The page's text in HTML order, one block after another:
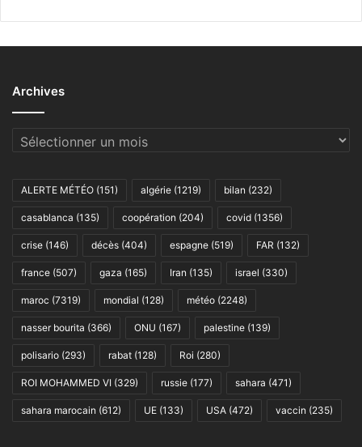
Archives
Archives
ALERTE MÉTÉO (151) algérie (1219) bilan (232)
casablanca (135) coopération (204) covid (1356)
crise (146) décès (404) espagne (519) FAR (132)
france (507) gaza (165) Iran (135) israel (330)
maroc (7319) mondial (128) météo (2248)
nasser bourita (366) ONU (167) palestine (139)
polisario (293) rabat (128) Roi (280)
ROI MOHAMMED VI (329) russie (177) sahara (471)
sahara marocain (612) UE (133) USA (472) vaccin (235)